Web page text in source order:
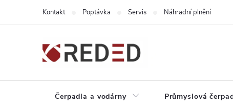
Kontakt Poptávka Servis Náhradní plnění
Čerpadla a vodárny Průmyslová